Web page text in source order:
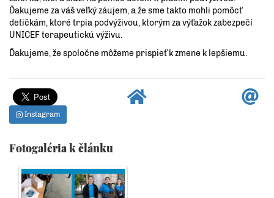
Ďakujeme za váš veľký záujem, a že sme takto mohli pomôcť
detičkám, ktoré trpia podvýživou, ktorým za výťažok zabezpečí
UNICEF terapeutickú výživu.
Ďakujeme, že spoločne môžeme prispieť k zmene k lepšiemu.
Instagram
Fotogaléria k článku